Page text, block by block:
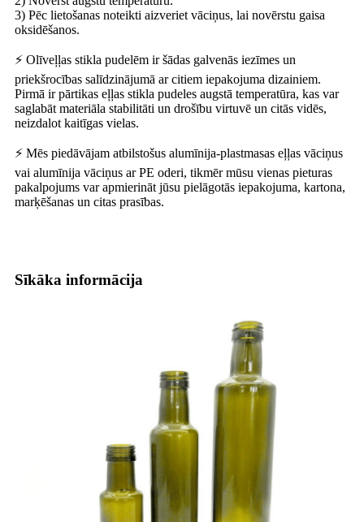
3) Pēc lietošanas noteikti aizveriet vāciņus, lai novērstu gaisa
oksidēšanos.
⚡ Olīveļļas stikla pudelēm ir šādas galvenās iezīmes un
priekšrocības salīdzinājumā ar citiem iepakojuma dizainiem.
Pirmā ir pārtikas eļļas stikla pudeles augstā temperatūra, kas var
saglabāt materiāla stabilitāti un drošību virtuvē un citās vidēs,
neizdalot kaitīgas vielas.
⚡ Mēs piedāvājam atbilstošus alumīnija-plastmasas eļļas vāciņus
vai alumīnija vāciņus ar PE oderi, tikmēr mūsu vienas pieturas
pakalpojums var apmierināt jūsu pielāgotās iepakojuma, kartona,
marķēšanas un citas prasības.
Sīkāka informācija